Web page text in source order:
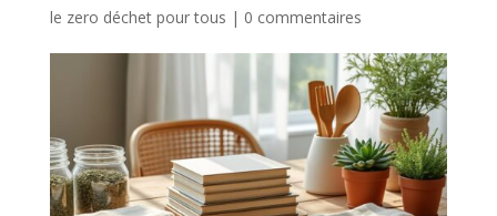
le zero déchet pour tous | 0 commentaires